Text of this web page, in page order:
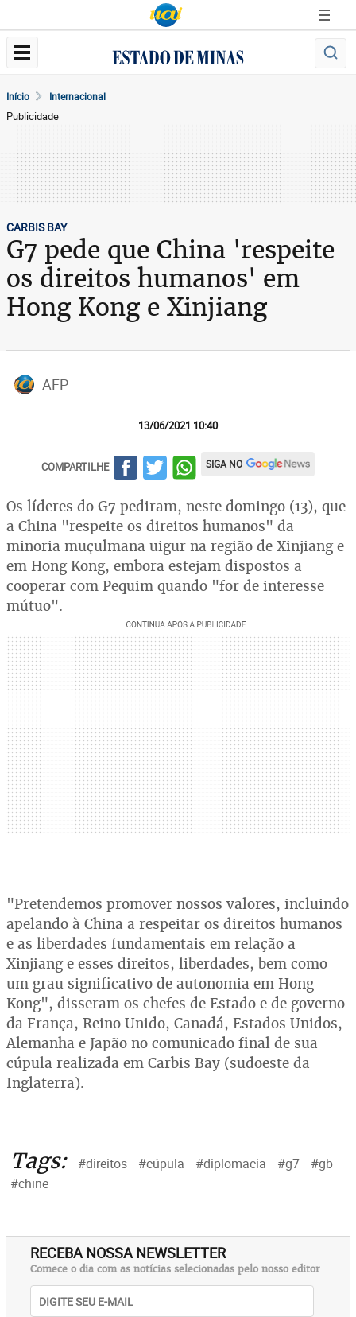
Início Internacional
Publicidade
CARBIS BAY
G7 pede que China 'respeite
os direitos humanos' em
Hong Kong e Xinjiang
AFP
13/06/2021 10:40
COMPARTILHE SIGA NO
Os líderes do G7 pediram, neste domingo (13), que
a China "respeite os direitos humanos" da
minoria muçulmana uigur na região de Xinjiang e
em Hong Kong, embora estejam dispostos a
cooperar com Pequim quando "for de interesse
mútuo".
"Pretendemos promover nossos valores, incluindo
apelando à China a respeitar os direitos humanos
e as liberdades fundamentais em relação a
Xinjiang e esses direitos, liberdades, bem como
um grau significativo de autonomia em Hong
Kong", disseram os chefes de Estado e de governo
da França, Reino Unido, Canadá, Estados Unidos,
Alemanha e Japão no comunicado final de sua
cúpula realizada em Carbis Bay (sudoeste da
Inglaterra).
Tags: #direitos #cúpula #diplomacia #g7
#gb
#chine
RECEBA NOSSA NEWSLETTER
Comece o dia com as notícias selecionadas pelo nosso editor